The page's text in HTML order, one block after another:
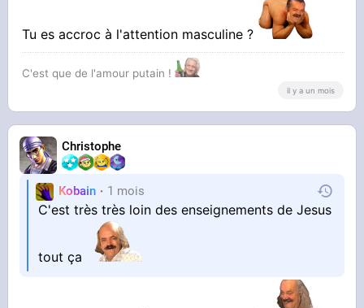
Tu es accroc à l'attention masculine ?
C'est que de l'amour putain !
il y a un mois
Christophe
Kobain 1 mois
C'est très très loin des enseignements de Jesus
tout ça